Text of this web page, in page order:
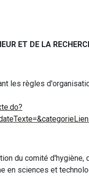
ET DE LA
les règles
du comité
en sciences et